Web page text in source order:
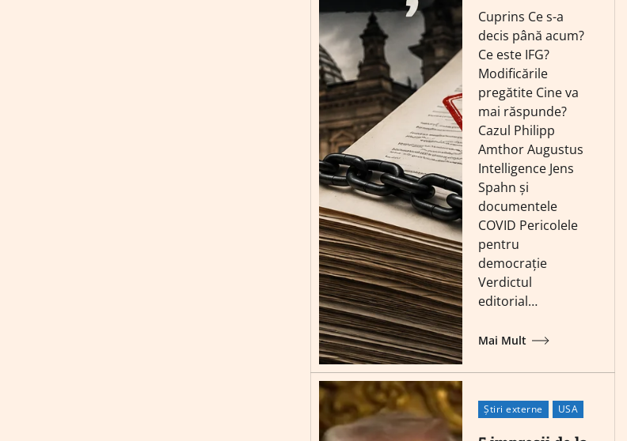
Cuprins Ce s-a
decis până acum?
Ce este IFG?
Modificările
pregătite Cine va
mai răspunde?
Cazul Philipp
Amthor Augustus
Intelligence Jens
Spahn și
documentele
COVID Pericolele
pentru
democrație
Verdictul
editorial…
Mai Mult
Știri externe USA